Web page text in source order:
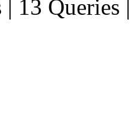
| 13 Queries